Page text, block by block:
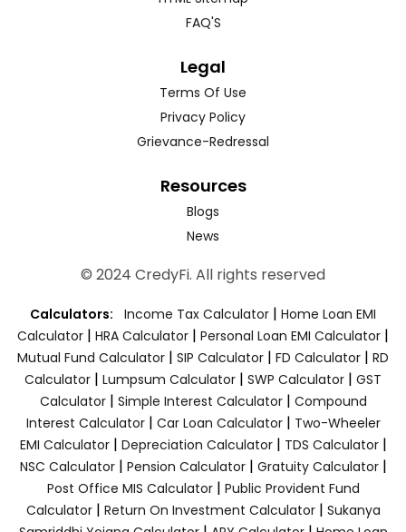
FAQ'S
Legal
Terms Of Use
Privacy Policy
Grievance-Redressal
Resources
Blogs
News
© 2024 CredyFi. All rights reserved
Calculators: Income Tax Calculator | Home Loan EMI
Calculator | HRA Calculator | Personal Loan EMI Calculator |
Mutual Fund Calculator | SIP Calculator | FD Calculator | RD
Calculator | Lumpsum Calculator | SWP Calculator | GST
Calculator| Simple Interest Calculator| Compound
Interest Calculator| Car Loan Calculator| Two-Wheeler
EMI Calculator| Depreciation Calculator| TDS Calculator|
NSC Calculator| Pension Calculator| Gratuity Calculator|
Post Office MIS Calculator| Public Provident Fund
Calculator| Return On Investment Calculator| Sukanya